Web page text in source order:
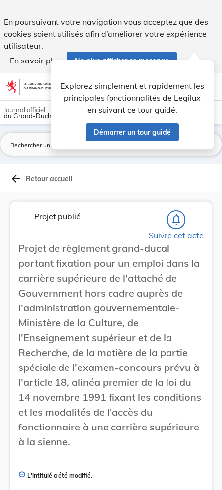
En poursuivant votre navigation vous acceptez que des
cookies soient utilisés afin d’améliorer votre expérience
utilisateur.
En savoir plus
Ne plus afficher ce message
Aller au contenu account_circle help Aide
Explorez simplement et rapidement les
principales fonctionnalités de Legilux
en suivant ce tour guidé.
Démarrer un tour guidé
light_mode dark_mode
Journal officiel
du Grand-Duché de Luxembourg
arrow_back Retour accueil
Projet publié notifications_none
Suivre cet acte
Projet de règlement grand-ducal
portant fixation pour un emploi dans la
carrière supérieure de l'attaché de
Gouvernment hors cadre auprès de
l'administration gouvernementale-
Ministère de la Culture, de
l'Enseignement supérieur et de la
Recherche, de la matière de la partie
spéciale de l'examen-concours prévu à
l'article 18, alinéa premier de la loi du
14 novembre 1991 fixant les conditions
et les modalités de l'accès du
fonctionnaire à une carrière supérieure
à la sienne.
L'intitulé a été modifié.